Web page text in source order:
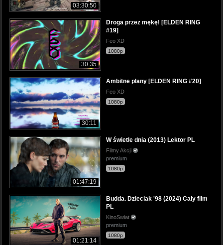
03:30:50
30:35
Droga przez mękę! [ELDEN RING
#19]
Feo XD
1080p
30:11
Ambitne plany [ELDEN RING #20]
Feo XD
1080p
01:47:19
W świetle dnia (2013) Lektor PL
Filmy Akcji
premium
1080p
01:21:14
Budda. Dzieciak '98 (2024) Cały film
PL
KinoSwiat
premium
1080p